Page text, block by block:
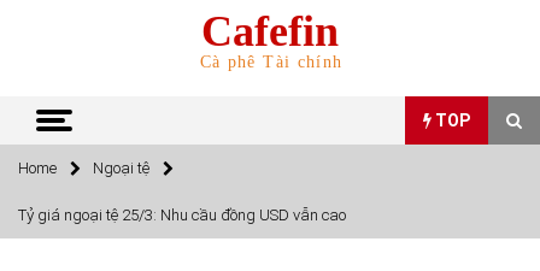
Cafefin
Cà phê Tài chính
TOP
TOP
Home Ngoại tệ
Tỷ giá ngoại tệ 25/3: Nhu cầu đồng USD vẫn cao